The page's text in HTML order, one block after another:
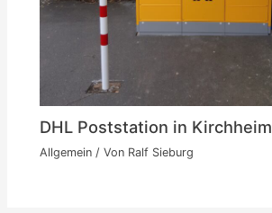
DHL Poststation in Kirchheim
Allgemein / Von Ralf Sieburg